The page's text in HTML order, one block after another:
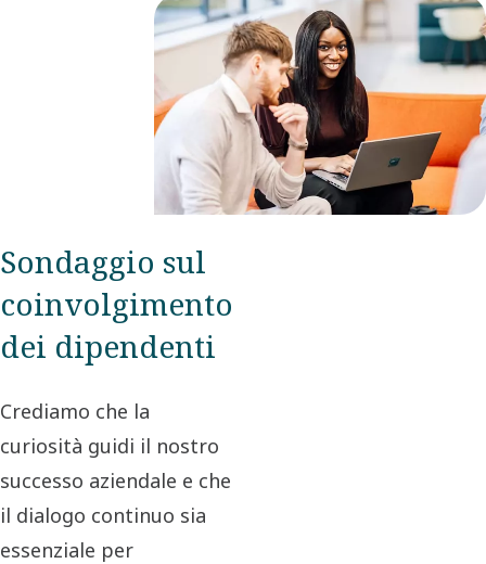
Sondaggio sul
coinvolgimento
dei dipendenti
Crediamo che la
curiosità guidi il nostro
successo aziendale e che
il dialogo continuo sia
essenziale per